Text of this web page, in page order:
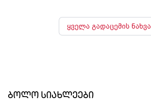
ყველა გადაცემის ნახვა
ბოლო სიახლეები